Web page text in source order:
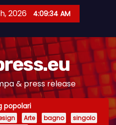
2026 4:09:35 AM
& press release
popolari
Arte bagno
singolo